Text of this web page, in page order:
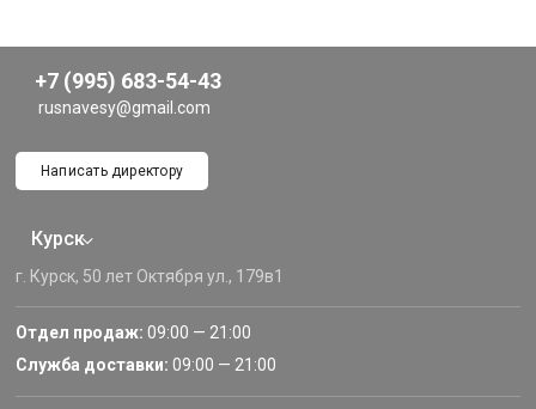
+7 (995) 683-54-43
rusnavesy@gmail.com
Написать директору
Курск
г. Курск, 50 лет Октября ул., 179в1
Отдел продаж: 09:00 — 21:00
Служба доставки: 09:00 — 21:00